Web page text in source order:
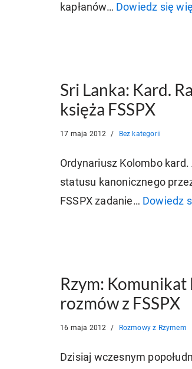
kapłanów… Dowiedz się
Sri Lanka: Kard.
księża FSSPX
17 maja 2012 Bez kategorii
Ordynariusz Kolombo
statusu kanonicznego
FSSPX zadanie… Dowiedz
Rzym: Komunikat
rozmów z FSSPX
16 maja 2012 Rozmowy z Rzymem
Dzisiaj wczesnym